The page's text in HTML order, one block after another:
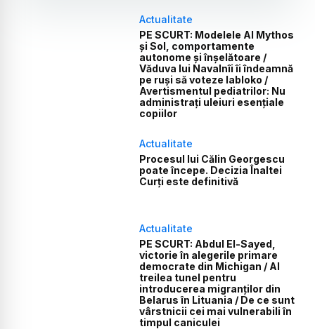
Actualitate
PE SCURT: Modelele AI Mythos
și Sol, comportamente
autonome și înșelătoare /
Văduva lui Navalnîi îi îndeamnă
pe ruși să voteze Iabloko /
Avertismentul pediatrilor: Nu
administrați uleiuri esențiale
copiilor
Actualitate
Procesul lui Călin Georgescu
poate începe. Decizia Înaltei
Curți este definitivă
Actualitate
PE SCURT: Abdul El-Sayed,
victorie în alegerile primare
democrate din Michigan / Al
treilea tunel pentru
introducerea migranților din
Belarus în Lituania / De ce sunt
vârstnicii cei mai vulnerabili în
timpul caniculei